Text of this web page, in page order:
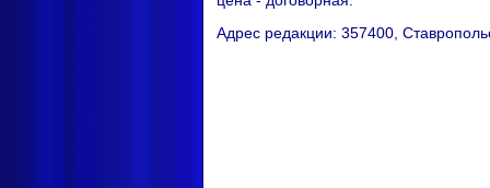
Адрес редакции: 357400,